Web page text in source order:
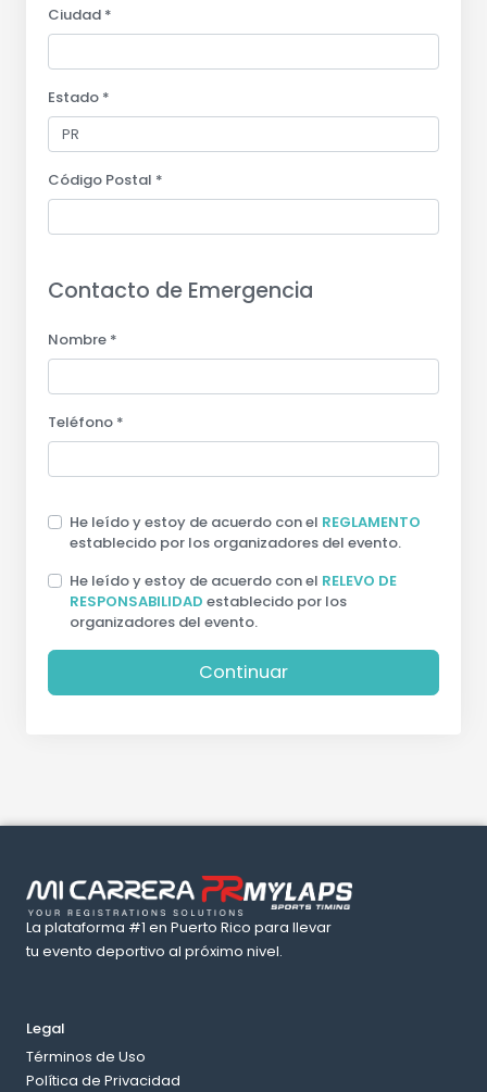
Ciudad *
Estado *
Código Postal *
Contacto de Emergencia
Nombre *
Teléfono *
He leído y estoy de acuerdo con el REGLAMENTO
establecido por los organizadores del evento.
He leído y estoy de acuerdo con el RELEVO DE
RESPONSABILIDAD establecido por los
organizadores del evento.
Continuar
La plataforma #1 en Puerto Rico para llevar
tu evento deportivo al próximo nivel.
Legal
Términos de Uso
Política de Privacidad